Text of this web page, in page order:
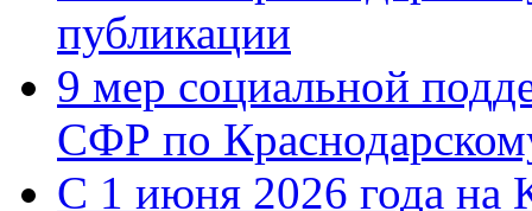
публикации
9 мер социальной
СФР по
С 1 июня 2026 года на